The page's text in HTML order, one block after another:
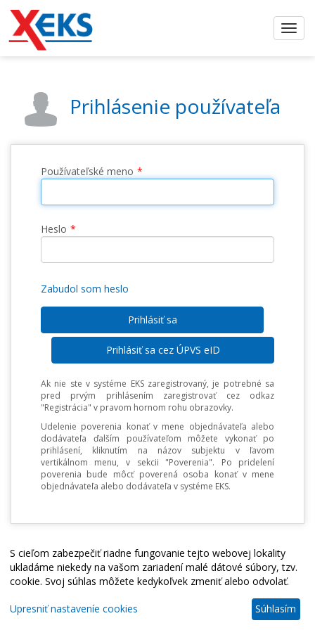
Prihlásenie používateľa
Používateľské meno
Heslo
Zabudol som heslo
Prihlásiť sa cez ÚPVS eID
Ak nie ste v systéme EKS zaregistrovaný, je potrebné sa
pred prvým prihlásením zaregistrovať cez odkaz
"Registrácia" v pravom hornom rohu obrazovky.
Udelenie poverenia konať v mene objednávateľa alebo
dodávateľa ďalším používateľom môžete vykonať po
prihlásení, kliknutím na názov subjektu v ľavom
vertikálnom menu, v sekcii "Poverenia". Po pridelení
poverenia bude môcť poverená osoba konať v mene
objednávateľa alebo dodávateľa v systéme EKS.
S cieľom zabezpečiť riadne fungovanie tejto webovej lokality
ukladáme niekedy na vašom zariadení malé dátové súbory, tzv.
cookie. Svoj súhlas môžete kedykoľvek zmeniť alebo odvolať.
Upresniť nastaveníe cookies Súhlasím